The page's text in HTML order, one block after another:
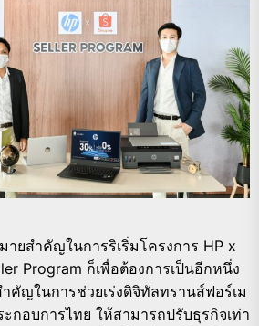
ายสำคัญในการริเริ่มโครงการ HP x
Program ก็เพื่อต้องการเป็นอีกหนึ่ง
คัญในการช่วยเร่งดิจิทัลทรานส์ฟอร์เม
กอบการไทย ให้สามารถปรับธุรกิจเท่า